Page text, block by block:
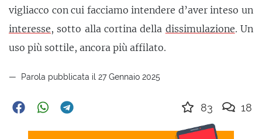
vigliacco con cui facciamo intendere d’aver inteso un
interesse, sotto alla cortina della dissimulazione. Un
uso più sottile, ancora più affilato.
Parola pubblicata il 27 Gennaio 2025
83 18